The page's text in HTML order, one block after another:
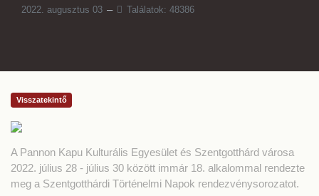
2022. augusztus 03
Találatok: 48386
Visszatekintő
A Pannon Kapu Kulturális Egyesület és Szentgotthárd városa
2022. július 28 - július 30 között immár 18. alkalommal rendezte
meg a Szentgotthárdi Történelmi Napok rendezvénysorozatot.